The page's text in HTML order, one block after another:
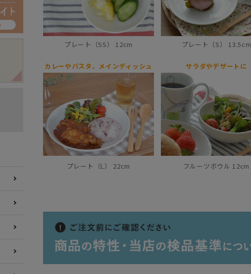
プレート（SS） 12cm プレート（S） 13.5cm
カレーやパスタ、メインディッシュ サラダやデザートに
プレート（L） 22cm フルーツボウル 12cm